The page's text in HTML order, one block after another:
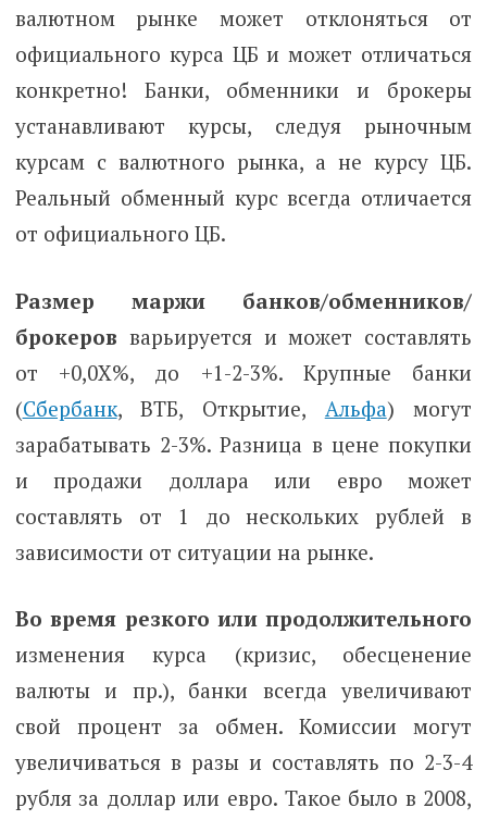
валютном рынке может отклоняться от
официального курса ЦБ и может отличаться
конкретно! Банки, обменники и брокеры
устанавливают курсы, следуя рыночным
курсам с валютного рынка, а не курсу ЦБ.
Реальный обменный курс всегда отличается
от официального ЦБ.
Размер маржи банков/обменников/
брокеров варьируется и может составлять
от +0,0Х%, до +1-2-3%. Крупные банки
(Сбербанк, ВТБ, Открытие, Альфа) могут
зарабатывать 2-3%. Разница в цене покупки
и продажи доллара или евро может
составлять от 1 до нескольких рублей в
зависимости от ситуации на рынке.
Во время резкого или продолжительного
изменения курса (кризис, обесценение
валюты и пр.), банки всегда увеличивают
свой процент за обмен. Комиссии могут
увеличиваться в разы и составлять по 2-3-4
рубля за доллар или евро. Такое было в 2008,